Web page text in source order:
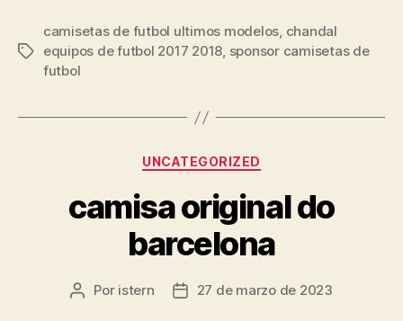
Etiquetas
camisetas de futbol ultimos modelos, chandal
equipos de futbol 2017 2018, sponsor camisetas de
futbol
Categorías
UNCATEGORIZED
camisa original do
barcelona
Autor
Por istern
Fecha27 de marzo de 2023